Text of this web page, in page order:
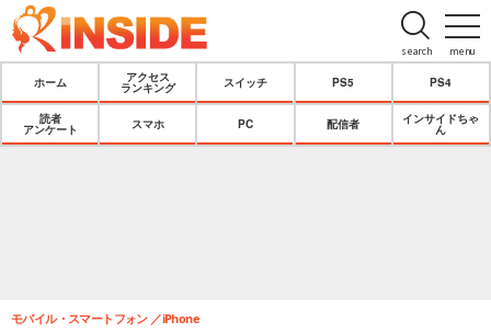
menu
search
ホーム
アクセス
ランキング
スイッチ PS5 PS4
読者
アンケート
スマホ PC 配信者
インサイドちゃ
ん
モバイル・スマートフォン iPhone